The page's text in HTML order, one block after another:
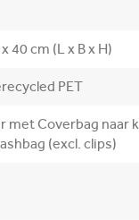
40 cm (L x B x H)
PET
met Coverbag naar
(excl. clips)